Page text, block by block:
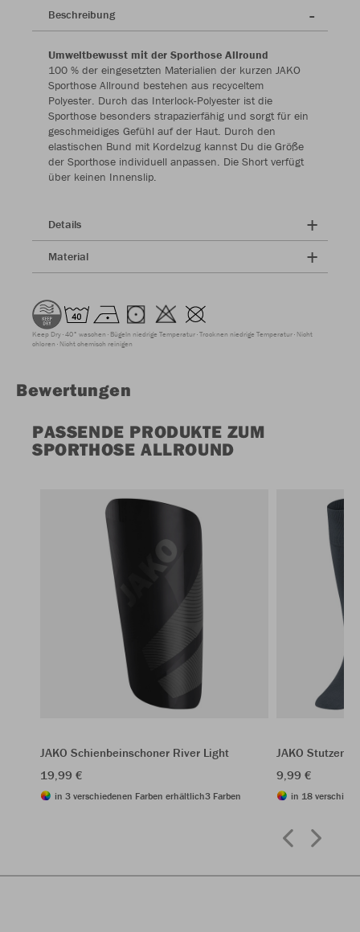
Beschreibung
Umweltbewusst mit der Sporthose Allround
100 % der eingesetzten Materialien der kurzen JAKO
Sporthose Allround bestehen aus recyceltem
Polyester. Durch das Interlock-Polyester ist die
Sporthose besonders strapazierfähig und sorgt für ein
geschmeidiges Gefühl auf der Haut. Durch den
elastischen Bund mit Kordelzug kannst Du die Größe
der Sporthose individuell anpassen. Die Short verfügt
über keinen Innenslip.
Details
Material
Keep Dry 40° waschen Bügeln niedrige Temperatur Trocknen niedrige Temperatur Nicht
chloren Nicht chemisch reinigen
Bewertungen
PASSENDE PRODUKTE ZUM
SPORTHOSE ALLROUND
JAKO Schienbeinschoner River Light
19,99 €
in 3 verschiedenen Farben erhältlich3 Farben
JAKO
9,99 €
in 18